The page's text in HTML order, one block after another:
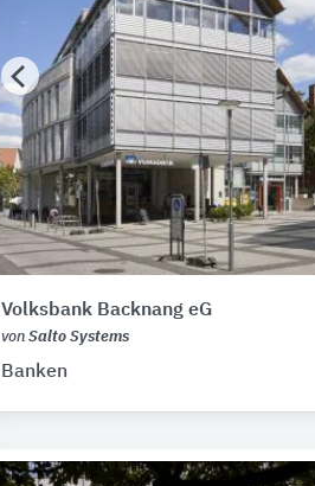
Volksbank Backnang eG
von Salto Systems
Banken